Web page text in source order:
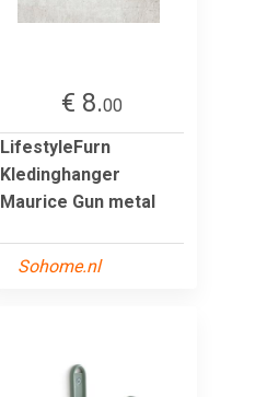
€ 8.00
LifestyleFurn
Kledinghanger
Maurice Gun metal
Sohome.nl